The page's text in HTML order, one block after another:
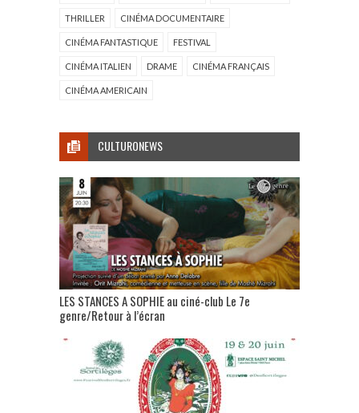
THRILLER CINÉMA DOCUMENTAIRE
CINÉMA FANTASTIQUE FESTIVAL
CINÉMA ITALIEN DRAME CINÉMA FRANÇAIS
CINÉMA AMERICAIN
CULTURONEWS
LES STANCES A SOPHIE au ciné-club Le 7e
genre/Retour à l’écran